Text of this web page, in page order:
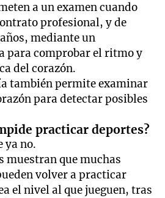
a un examen cuando
profesional, y de
mediante un
para comprobar el ritmo y
del corazón.
también permite examinar
para detectar posibles
practicar deportes?
ya no.
muestran que muchas
volver a practicar
el nivel al que jueguen, tras